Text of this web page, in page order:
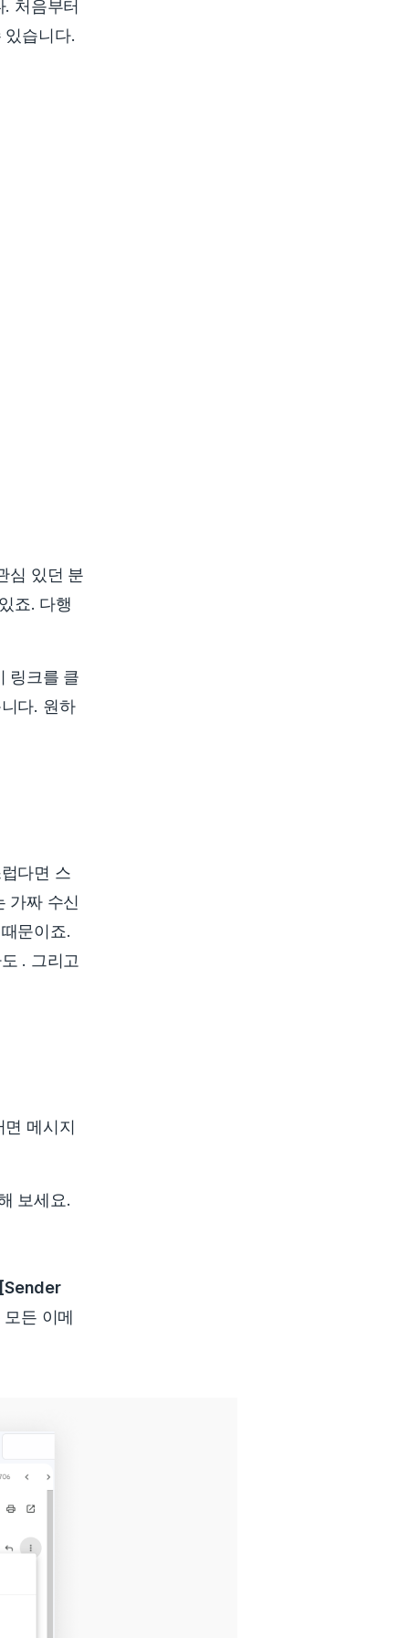
처음부터
있습니다.
심 있던 분
죠. 다행
링크를 클
다. 원하
다면 스
가짜 수신
문이죠.
. 그리고
면 메시지
보세요.
[Sender
든 이메